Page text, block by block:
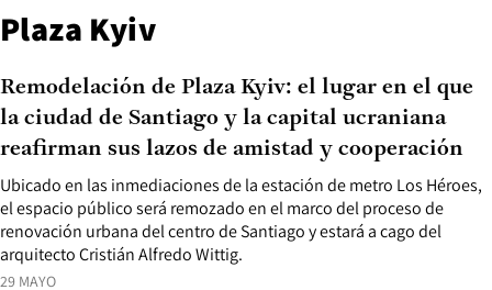
Plaza Kyiv
29 MAYO
Ubicado en las inmediaciones de la estación de metro Los Héroes,
el espacio público será remozado en el marco del proceso de
renovación urbana del centro de Santiago y estará a cago del
arquitecto Cristián Alfredo Wittig.
Remodelación de Plaza Kyiv: el lugar en el que
la ciudad de Santiago y la capital ucraniana
reafirman sus lazos de amistad y cooperación